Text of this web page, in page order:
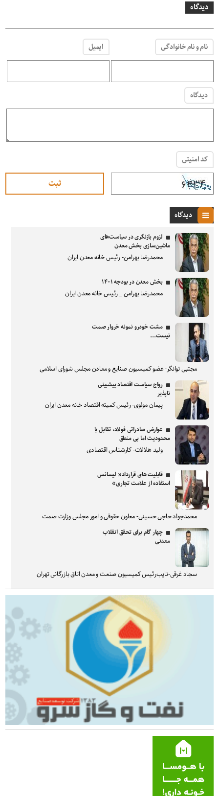
دیدگاه
نام و نام خانوادگی ایمیل
دیدگاه
کد امنیتی
دیدگاه
لزوم بازنگری در سیاست‌های
ماشین‌سازی بخش معدن
محمدرضا بهرامن- رئیس خانه معدن ایران
بخش معدن در بودجه ۱۴۰۱
محمدرضا بهرامن _ رئیس خانه معدن ایران
مشت خودرو نمونه خروار صمت
نیست...
مجتبی توانگر- عضو کمیسیون صنایع و معادن مجلس شورای اسلامی
رواج سیاست اقتصاد پیشبینی
ناپذیر
پیمان مولوی- رئیس کمیته اقتصاد خانه معدن ایران
عوارض صادراتی فولاد، تقابل با
محدودیت اما بی منطق
ولید هلالات- کارشناس اقتصادی
قابلیت های قرارداد« لیسانس
استفاده از علامت تجاری»
محمدجواد حاجی حسینی- معاون حقوقی و امور مجلس وزارت صمت
چهار گام برای تحقق انقلاب
معدنی
سجاد غرقی-نایب‌رئیس کمیسیون صنعت و معدن اتاق بازرگانی تهران